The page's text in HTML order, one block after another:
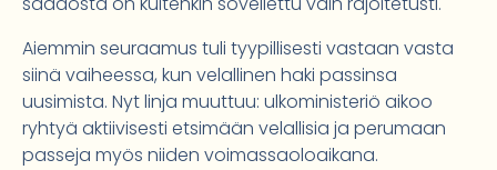
Aiemmin seuraamus tuli tyypillisesti vastaan vasta
siinä vaiheessa, kun velallinen haki passinsa
uusimista. Nyt linja muuttuu: ulkoministeriö aikoo
ryhtyä aktiivisesti etsimään velallisia ja perumaan
passeja myös niiden voimassaoloaikana.